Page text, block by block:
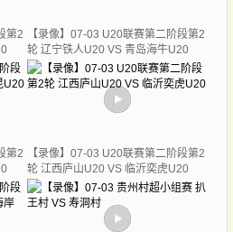
第2
【录像】07-03 U20联赛第二阶段第2
轮 辽宁铁人U20 VS 青岛海牛U20
第2
【录像】07-03 U20联赛第二阶段第2
轮 江西庐山U20 VS 临沂奕虎U20